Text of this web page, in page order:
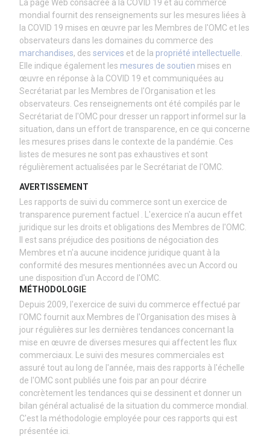
La page Web consacrée à la COVID 19 et au commerce
mondial fournit des renseignements sur les mesures liées à
la COVID 19 mises en œuvre par les Membres de l'OMC et les
observateurs dans les domaines du commerce des
marchandises, des services et de la propriété intellectuelle
Elle indique également les mesures de soutien mises en
œuvre en réponse à la COVID 19 et communiquées au
Secrétariat par les Membres de l'Organisation et les
observateurs. Ces renseignements ont été compilés par le
Secrétariat de l'OMC pour dresser un rapport informel sur la
situation, dans un effort de transparence, en ce qui concerne
les mesures prises dans le contexte de la pandémie. Ces
listes de mesures ne sont pas exhaustives et sont
régulièrement actualisées par le Secrétariat de l'OMC.
AVERTISSEMENT
Les rapports de suivi du commerce sont un exercice de
transparence purement factuel . L'exercice n'a aucun effet
juridique sur les droits et obligations des Membres de l'OMC.
Il est sans préjudice des positions de négociation des
Membres et n'a aucune incidence juridique quant à la
conformité des mesures mentionnées avec un Accord ou
une disposition d'un Accord de l'OMC.
MÉTHODOLOGIE
Depuis 2009, l'exercice de suivi du commerce effectué par
l'OMC fournit aux Membres de l'Organisation des mises à
jour régulières sur les dernières tendances concernant la
mise en œuvre de diverses mesures qui affectent les flux
commerciaux. Le suivi des mesures commerciales est
assuré tout au long de l'année, mais des rapports à l'échelle
de l'OMC sont publiés une fois par an pour décrire
concrètement les tendances qui se dessinent et donner un
bilan général actualisé de la situation du commerce mondial.
C'est la méthodologie employée pour ces rapports qui est
présentée ici.